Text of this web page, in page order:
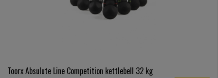
Toorx Absulute Line Competition kettlebell 32 kg